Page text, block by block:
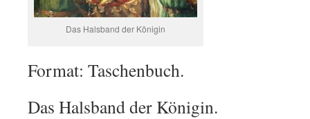
Das Halsband der Königin
Format: Taschenbuch.
Das Halsband der Königin.